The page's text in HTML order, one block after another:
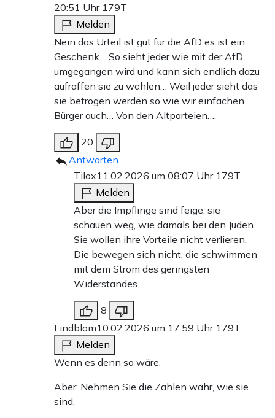
20:51 Uhr 179T
Melden
Nein das Urteil ist gut für die AfD es ist ein
Geschenk… So sieht jeder wie mit der AfD
umgegangen wird und kann sich endlich dazu
aufraffen sie zu wählen… Weil jeder sieht das
sie betrogen werden so wie wir einfachen
Bürger auch… Von den Altparteien….
20
Antworten
Tilox11.02.2026 um 08:07 Uhr 179T
Melden
Aber die Impflinge sind feige, sie
schauen weg, wie damals bei den Juden.
Sie wollen ihre Vorteile nicht verlieren.
Die bewegen sich nicht, die schwimmen
mit dem Strom des geringsten
Widerstandes.
8
Lindblom10.02.2026 um 17:59 Uhr 179T
Melden
Wenn es denn so wäre.
Aber: Nehmen Sie die Zahlen wahr, wie sie
sind.